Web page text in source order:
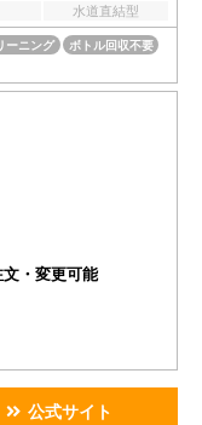
水道直結型
ーニング
ボトル回収不要
・変更可能
公式サイト